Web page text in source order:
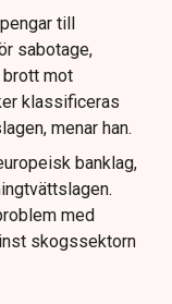
till
sabotage,
brott mot
klassificeras
menar han.
banklag,
med
skogssektorn